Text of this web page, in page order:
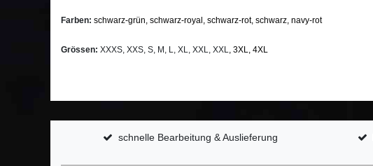
Farben: schwarz-grün, schwarz-royal, schwarz-rot, schwarz, navy-rot
Grössen: XXXS, XXS, S, M, L, XL, XXL, XXL, 3XL, 4XL
schnelle Bearbeitung & Auslieferung